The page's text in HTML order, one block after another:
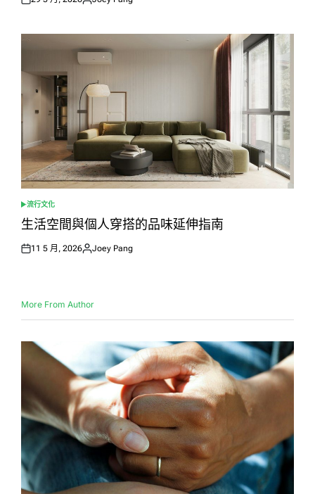
Posted
Posted
POSTED
IN
流行文化
生活空間與個人穿搭的品味延伸指南
Posted
11 5 月, 2026
Posted
Joey Pang
More From Author